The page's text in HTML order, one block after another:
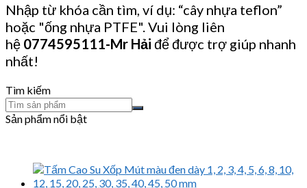
Nhập từ khóa cần tìm, ví dụ: “cây nhựa teflon”
hoặc "ống nhựa PTFE". Vui lòng liên
hệ 0774595111-Mr Hải để được trợ giúp nhanh
nhất!
Tìm kiếm
Sản phẩm nổi bật